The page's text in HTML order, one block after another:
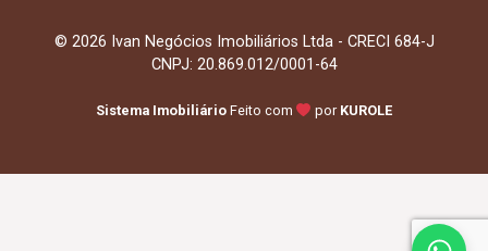
© 2026 Ivan Negócios Imobiliários Ltda - CRECI 684-J
CNPJ: 20.869.012/0001-64
Sistema Imobiliário Feito com por KUROLE